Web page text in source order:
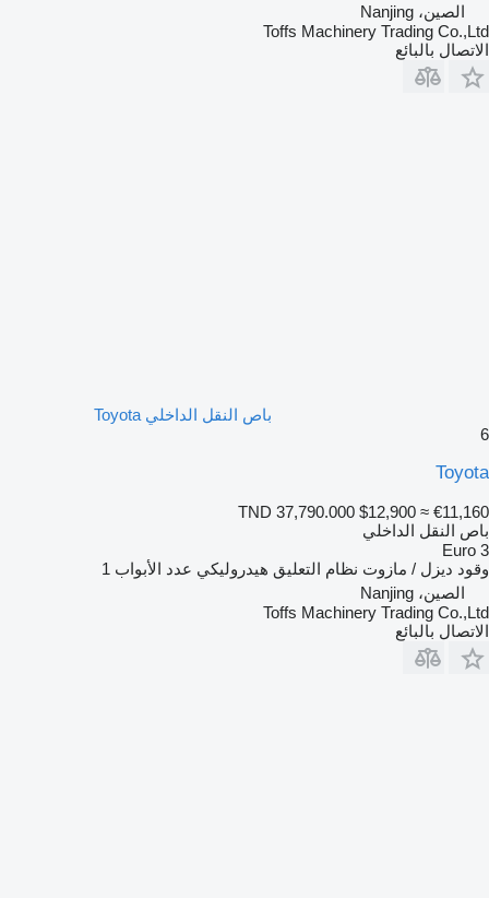
الصين، Nanjing
Toffs Machinery Trading Co.,Ltd
الاتصال بالبائع
باص النقل الداخلي Toyota
6
Toyota
TND 37,790.000 $12,900 ≈ €11,160
باص النقل الداخلي
Euro 3
وقود ديزل / مازوت نظام التعليق هيدروليكي عدد الأبواب 1
الصين، Nanjing
Toffs Machinery Trading Co.,Ltd
الاتصال بالبائع